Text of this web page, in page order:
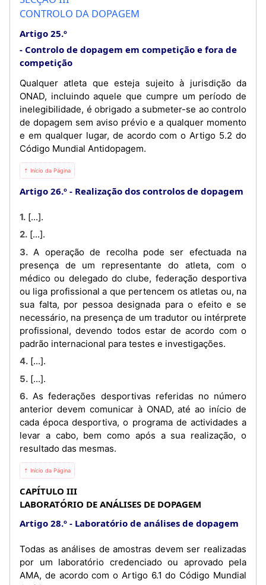
CONTROLO DA DOPAGEM
Artigo 25.º
Controlo de dopagem em competição e fora de
competição
Qualquer atleta que esteja sujeito à jurisdição da
ONAD, incluindo aquele que cumpre um período de
inelegibilidade, é obrigado a submeter-se ao controlo
de dopagem sem aviso prévio e a qualquer momento
e em qualquer lugar, de acordo com o Artigo 5.2 do
Código Mundial Antidopagem.
⇡ Início da Página
Artigo 26.º Realização dos controlos de dopagem
1. [...].
2. [...].
3. A operação de recolha pode ser efectuada na
presença de um representante do atleta, com o
médico ou delegado do clube, federação desportiva
ou liga profissional a que pertencem os atletas ou, na
sua falta, por pessoa designada para o efeito e se
necessário, na presença de um tradutor ou intérprete
profissional, devendo todos estar de acordo com o
padrão internacional para testes e investigações.
4. [...].
5. [...].
6. As federações desportivas referidas no número
anterior devem comunicar à ONAD, até ao início de
cada época desportiva, o programa de actividades a
levar a cabo, bem como após a sua realização, o
resultado das mesmas.
⇡ Início da Página
CAPÍTULO III
LABORATÓRIO DE ANÁLISES DE DOPAGEM
Artigo 28.º
Laboratório de análises de dopagem
Todas as análises de amostras devem ser realizadas
por um laboratório credenciado ou aprovado pela
AMA, de acordo com o Artigo 6.1 do Código Mundial